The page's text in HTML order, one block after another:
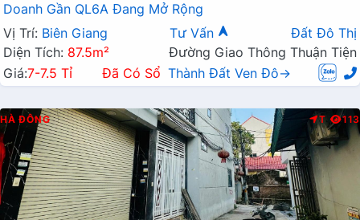
Doanh Gần QL6A Đang Mở Rộng
Vị Trí: Biên Giang Tư Vấn
Đất Đô Thị
Diện Tích: 87.5m²
Đường Giao Thông Thuận Tiện
Giá:7-7.5 Tỉ Đã Có Sổ Thành Đất Ven Đô→
HÀ ĐÔNG T 113